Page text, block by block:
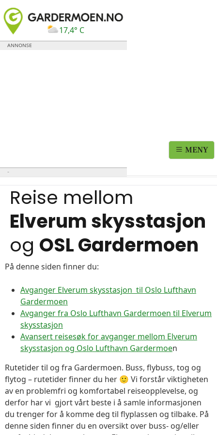
17,4° C
MENY
Reise mellom
Elverum skysstasjon
og OSL Gardermoen
På denne siden finner du:
Avganger Elverum skysstasjon til Oslo Lufthavn
Gardermoen
Avganger fra Oslo Lufthavn Gardermoen til Elverum
skysstasjon
Avansert reisesøk for avganger mellom Elverum
skysstasjon og Oslo Lufthavn Gardermoen
Rutetider til og fra Gardermoen. Buss, flybuss, tog og
flytog – rutetider finner du her 🙂 Vi forstår viktigheten
av en problemfri og komfortabel reiseopplevelse, og
derfor har vi gjort vårt beste i å samle informasjonen
du trenger for å komme deg til flyplassen og tilbake. På
denne siden finner du en oversikt over buss- og/eller